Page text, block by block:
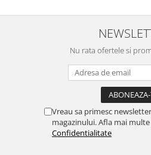
Nu rata ofertele si
Vreau sa primesc
magazinului. Afla mai multe
Confidentialitate